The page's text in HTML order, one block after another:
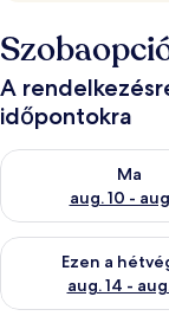
A
időpontokra
Ma
aug. 10 -
A ma esti
Ezen a
aug. 14 -
A mostani hétvégi